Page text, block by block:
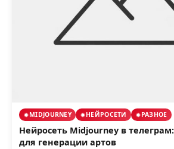
MIDJOURNEY НЕЙРОСЕТИ РАЗНОЕ
Нейросеть Midjourney в
для генерации артов